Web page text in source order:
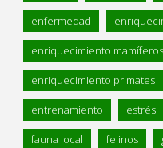
enfermedad
enriquecimiento mamíferos
enriquecimiento primates
entrenamiento estrés
fauna local felinos